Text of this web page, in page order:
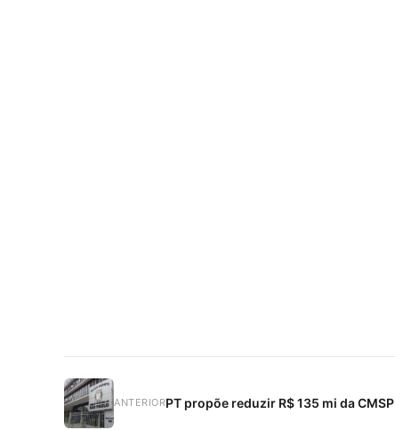
ANTERIORPT propõe reduzir R$ 135 mi da CMSP